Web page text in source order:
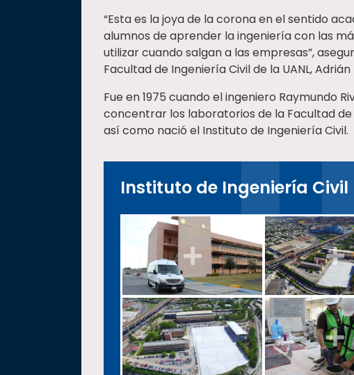
“Esta es la joya de la corona en el sentido
alumnos de aprender la ingeniería con las
utilizar cuando salgan a las empresas”,
Facultad de Ingeniería Civil de la UANL,
Fue en 1975 cuando el ingeniero Raymundo
concentrar los laboratorios de la Facultad de
así como nació el Instituto de Ingeniería Civil.
Instituto de Ingeniería Civil